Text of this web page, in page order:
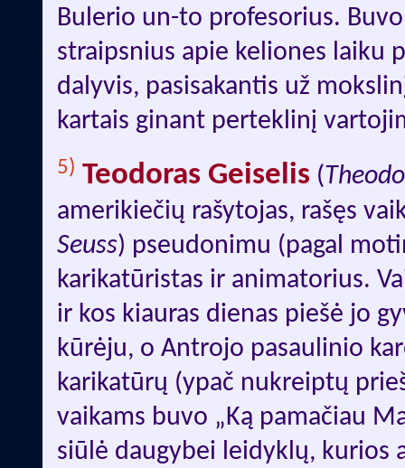
Bulerio un-to profesorius.
straipsnius apie keliones laiku
dalyvis, pasisakantis už
kartais ginant perteklinį
5) Teodoras Geiselis (
amerikiečių rašytojas, rašęs
Seuss) pseudonimu (pagal
karikatūristas ir animatorius.
ir kos kiauras dienas piešė jo
kūrėju, o Antrojo pasaulinio
karikatūrų (ypač nukreiptų
vaikams buvo „Ką pamačiau
siūlė daugybei leidyklų, kurios